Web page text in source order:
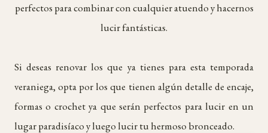
perfectos para combinar con cualquier atuendo y hacernos
lucir fantásticas.
Si deseas renovar los que ya tienes para esta temporada
veraniega, opta por los que tienen algún detalle de encaje,
formas o crochet ya que serán perfectos para lucir en un
lugar paradisíaco y luego lucir tu hermoso bronceado.